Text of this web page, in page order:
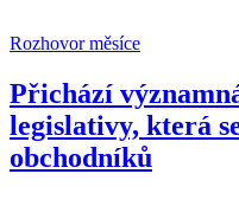
Rozhovor měsíce
Přichází
legislativy, která
obchodníků